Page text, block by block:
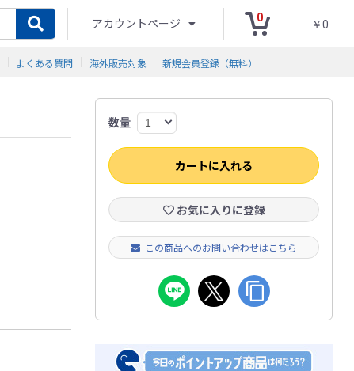
アカウントページ 0
￥0
よくある質問 海外販売対象 新規会員登録（無料）
数量
カートに入れる
お気に入りに登録
この商品へのお問い合わせはこちら